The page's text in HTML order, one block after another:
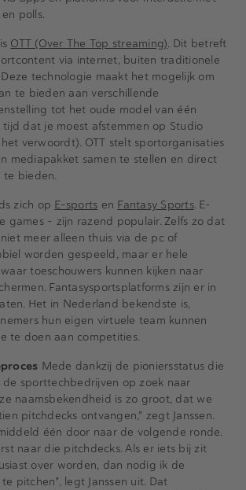
polls.
OTT (Over The Top streaming). Dit betreft
via internet, buiten traditionele
technologie maakt het mogelijk om
te bieden aan verschillende
tot het oude model van één
dat je moest afstemmen op Studio
het verwoordt). OTT stelt sportorganisaties
mediapakket samen te stellen en direct
te bieden.
zich op E-sports en Fantasy Sports. E-
games - zijn razend populair. Zelfs zo dat
meer alleen thuis via de pc of
worden gespeeld, maar er hele
toeschouwers kunnen kijken naar
Fantasysportsplatforms zijn er in
Het in Nederland bekendste is,
hun eigen virtuele team kunnen
te doen aan competities.
Mede dankzij de pioniersstatus die
de sporttechbedrijven op zoek naar
naamsbekendheid is zo groot, dat we
pitchdecks ontvangen," zegt Janssen.
één door naar de volgende ronde.
naar die pitchdecks. Als er iets bij zit
over worden, dan nodig ik de
pitchen", legt Janssen uit. Dat